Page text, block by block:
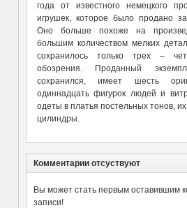
года от известного немецкого
игрушек, которое было продано
Оно больше похоже на
большим количеством мелких
сохранилось только трех –
обозрения. Проданный
сохранился, имеет шесть
одиннадцать фигурок людей и
одеты в платья постельных тонов,
цилиндры.
Комментарии отсуствуют
Вы может стать первым оставившим
записи!